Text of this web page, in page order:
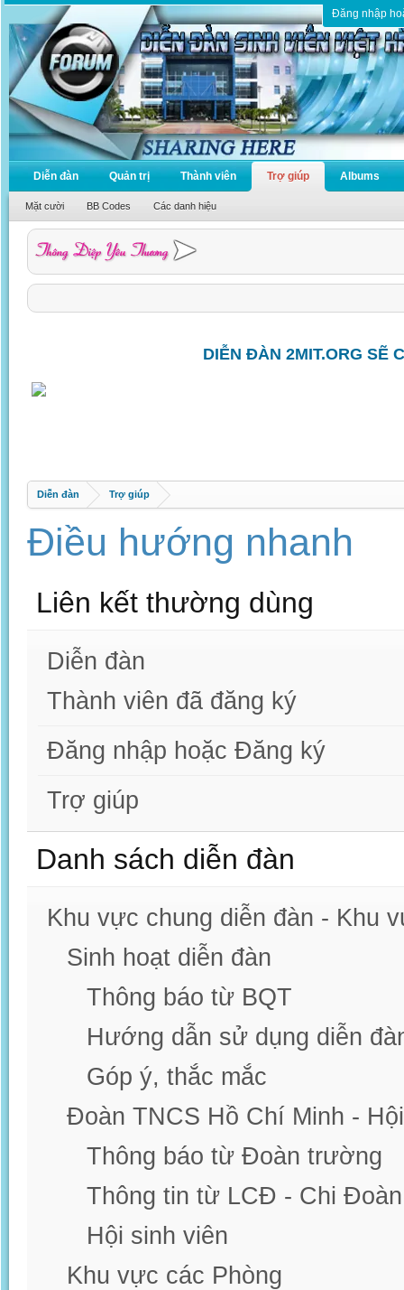
Đăng nhập
Diễn đàn Quản trị Thành viên Trợ giúp
Mặt cười BB Codes Các danh hiệu
Albums
DIỄN ĐÀN 2MIT.ORG SẼ
Diễn đàn Trợ giúp
Điều hướng nhanh
Liên kết thường dùng
Diễn đàn
Thành viên đã đăng ký
Đăng nhập hoặc Đăng ký
Trợ giúp
Danh sách diễn đàn
Khu vực chung diễn đàn - Khu
Sinh hoạt diễn đàn
Thông báo từ BQT
Hướng dẫn sử dụng diễn
Góp ý, thắc mắc
Đoàn TNCS Hồ Chí Minh -
Thông báo từ Đoàn trường
Thông tin từ LCĐ - Chi Đoàn
Hội sinh viên
Khu vực các Phòng